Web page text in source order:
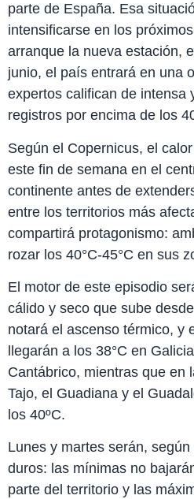
parte de España. Esa
intensificarse en los
arranque la nueva estación,
junio, el país entrará en una
expertos califican de intensa
registros por encima de los
Según el Copernicus, el
este fin de semana en el
continente antes de
entre los territorios más
compartirá protagonismo:
rozar los 40°C-45°C en sus
El motor de este episodio
cálido y seco que sube
notará el ascenso térmico, y
llegarán a los 38°C en
Cantábrico, mientras que en
Tajo, el Guadiana y el
los 40ºC.
Lunes y martes serán,
duros: las mínimas no
parte del territorio y las